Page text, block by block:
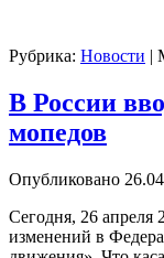
Рубрика: Новости |
В России
мопедов
Опубликовано
Сегодня, 26 апреля
изменений в